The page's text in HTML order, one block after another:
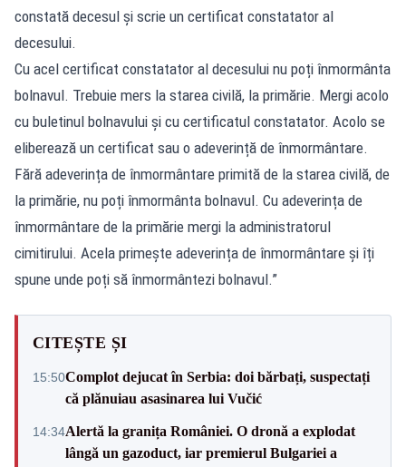
constată decesul și scrie un certificat constatator al
decesului.
Cu acel certificat constatator al decesului nu poți înmormânta
bolnavul. Trebuie mers la starea civilă, la primărie. Mergi acolo
cu buletinul bolnavului și cu certificatul constatator. Acolo se
eliberează un certificat sau o adeverință de înmormântare.
Fără adeverința de înmormântare primită de la starea civilă, de
la primărie, nu poți înmormânta bolnavul. Cu adeverința de
înmormântare de la primărie mergi la administratorul
cimitirului. Acela primește adeverința de înmormântare și îți
spune unde poți să înmormântezi bolnavul.”
CITEȘTE ȘI
15:50Complot dejucat în Serbia: doi bărbați, suspectați
că plănuiau asasinarea lui Vučić
14:34Alertă la granița României. O dronă a explodat
lângă un gazoduct, iar premierul Bulgariei a